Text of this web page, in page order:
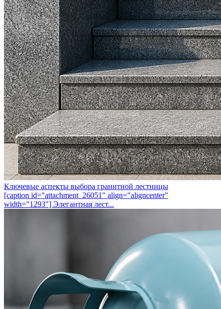
Ключевые аспекты выбора гранитной лестницы
[caption id="attachment_26051" align="aligncenter"
width="1293"] Элегантная лест...